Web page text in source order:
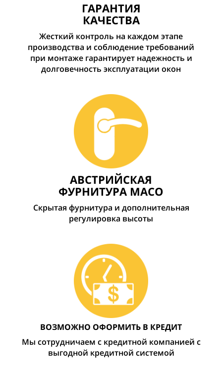
ГАРАНТИЯ
КАЧЕСТВА
Жесткий контроль на каждом этапе
производства и соблюдение требований
при монтаже гарантирует надежность и
долговечность эксплуатации окон
АВСТРИЙСКАЯ
ФУРНИТУРА MACO
Скрытая фурнитура и дополнительная
регулировка высоты
ВОЗМОЖНО ОФОРМИТЬ В КРЕДИТ
Мы сотрудничаем с кредитной компанией с
выгодной кредитной системой